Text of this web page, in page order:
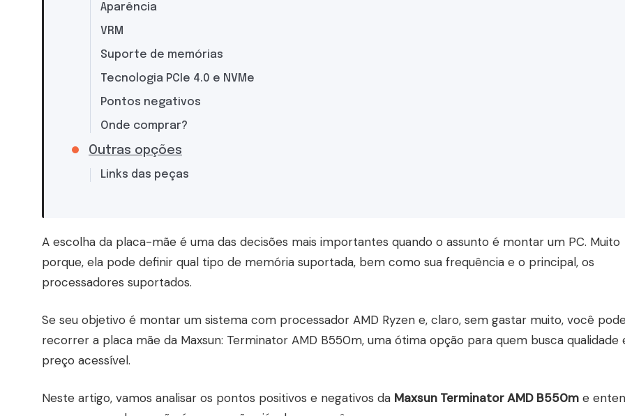
Aparência
VRM
Suporte de memórias
Tecnologia PCIe 4.0 e NVMe
Pontos negativos
Onde comprar?
Outras opções
Links das peças
A escolha da placa-mãe é uma das decisões mais importantes quando o assunto é montar um PC. Muito
porque, ela pode definir qual tipo de memória suportada, bem como sua frequência e o principal, os
processadores suportados.
Se seu objetivo é montar um sistema com processador AMD Ryzen e, claro, sem gastar muito, você
recorrer a placa mãe da Maxsun: Terminator AMD B550m, uma ótima opção para quem busca qualidade
preço acessível.
Neste artigo, vamos analisar os pontos positivos e negativos da Maxsun Terminator AMD B550m e